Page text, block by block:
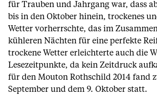
für Trauben und Jahrgang war, dass
bis in den Oktober hinein, trockenes
Wetter vorherrschte, das im
kühleren Nächten für eine perfekte
trockene Wetter erleichterte auch die
Lesezeitpunkte, da kein Zeitdruck
für den Mouton Rothschild 2014 fand
September und dem 9. Oktober statt.